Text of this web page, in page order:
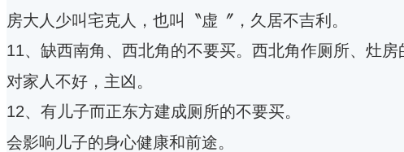
房大人少叫宅克人，也叫〝虚〞，久居不吉利。
11、缺西南角、西北角的不要买。西北角作厕所、灶房
对家人不好，主凶。
12、有儿子而正东方建成厕所的不要买。
会影响儿子的身心健康和前途。